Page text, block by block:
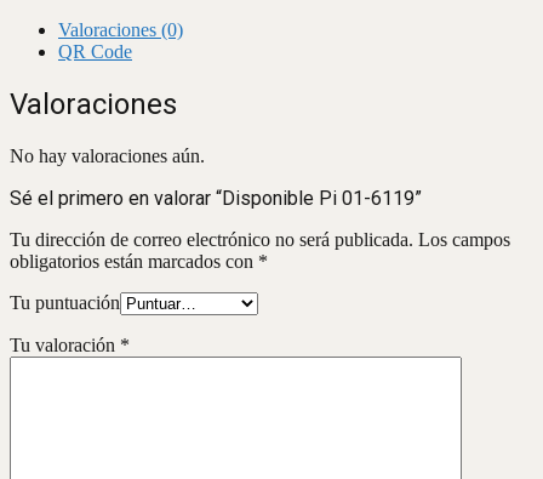
Valoraciones (0)
QR Code
Valoraciones
No hay valoraciones aún.
Sé el primero en valorar “Disponible Pi 01-6119”
Tu dirección de correo electrónico no será publicada. Los campos
obligatorios están marcados con *
Tu puntuación
Tu valoración *